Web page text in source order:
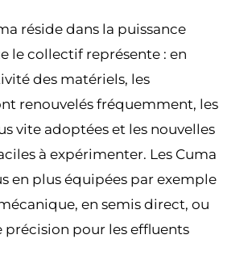
réside dans la puissance
le collectif représente : en
des matériels, les
renouvelés fréquemment, les
vite adoptées et les nouvelles
à expérimenter. Les Cuma
en plus équipées par exemple
en semis direct, ou
précision pour les effluents